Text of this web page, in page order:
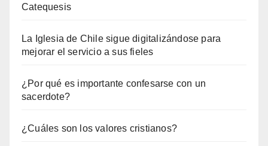
Catequesis
La Iglesia de Chile sigue digitalizándose para
mejorar el servicio a sus fieles
¿Por qué es importante confesarse con un
sacerdote?
¿Cuáles son los valores cristianos?